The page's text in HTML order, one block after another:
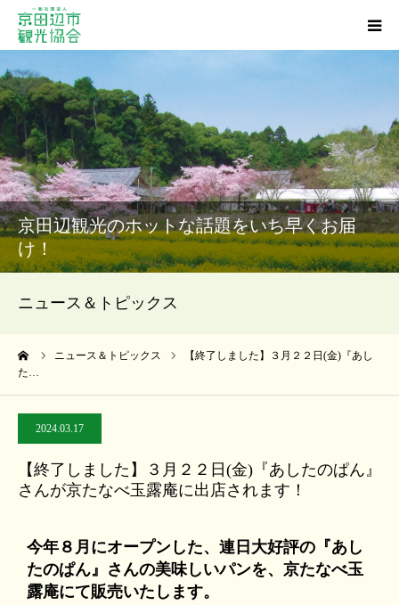
京田辺観光のホットな話題をいち早くお届
け！
ニュース＆トピックス
ニュース＆トピックス
【終了しました】３月２２日(金)『あし
た…
2024.03.17
【終了しました】３月２２日(金)『あしたのぱん』
さんが京たなべ玉露庵に出店されます！
今年８月にオープンした、連日大好評の『あし
たのぱん』さんの美味しいパンを、京たなべ玉
露庵にて販売いたします。
観光スポット
グルメ
ショッピング
宿泊・温泉